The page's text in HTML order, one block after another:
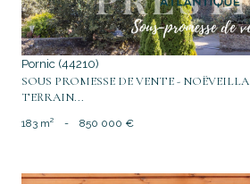
Pornic (44210)
SOUS PROMESSE DE VENTE -
TERRAIN...
183 m² - 850 000 €